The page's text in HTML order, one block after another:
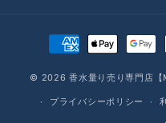
決
済
方
法
© 2026香水量り売り専門店【
プライバシーポリシー